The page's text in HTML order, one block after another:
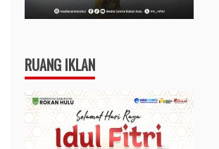
RUANG IKLAN